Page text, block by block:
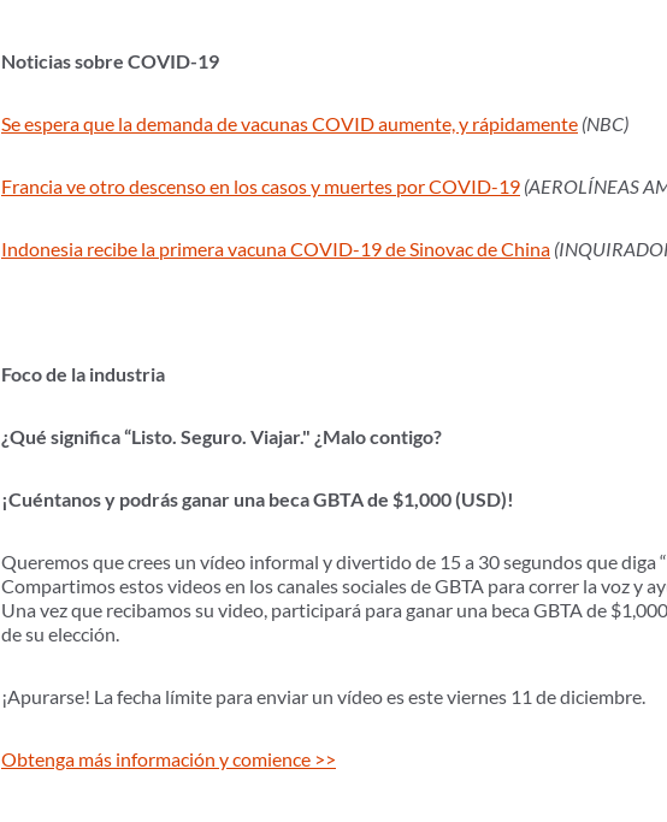
Noticias sobre COVID-19
Se espera que la demanda de vacunas COVID aumente, y rápidamente (NBC)
Francia ve otro descenso en los casos y muertes por COVID-19 (AEROLÍNEAS
Indonesia recibe la primera vacuna COVID-19 de Sinovac de China
Foco de la industria
¿Qué significa “Listo. Seguro. Viajar." ¿Malo contigo?
¡Cuéntanos y podrás ganar una beca GBTA de $1,000 (USD)!
Queremos que crees un vídeo informal y divertido de 15 a 30 segundos que diga
Compartimos estos videos en los canales sociales de GBTA para correr la voz y
Una vez que recibamos su video, participará para ganar una beca GBTA de
de su elección.
¡Apurarse! La fecha límite para enviar un vídeo es este viernes 11 de diciembre.
Obtenga más información y comience >>